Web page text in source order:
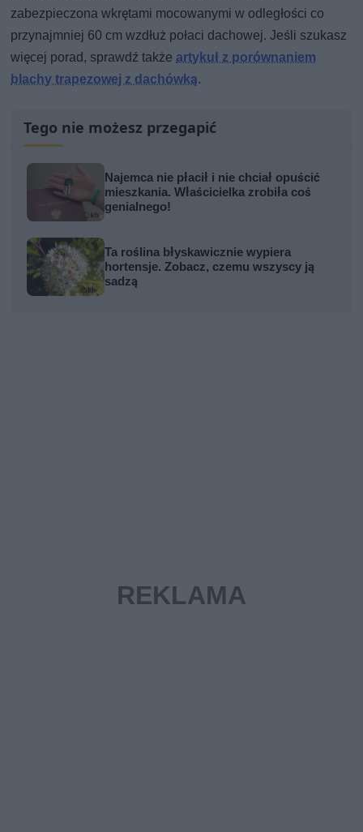
zabezpieczona wkrętami mocowanymi w odległości co
przynajmniej 60 cm wzdłuż połaci dachowej. Jeśli szukasz
więcej porad, sprawdź takżeartykuł z porównaniem
blachy trapezowej z dachówką.
Tego nie możesz przegapić
Najemca nie płacił i nie chciał opuścić
mieszkania. Właścicielka zrobiła coś
genialnego!
Ta roślina błyskawicznie wypiera
hortensje. Zobacz, czemu wszyscy ją
sadzą